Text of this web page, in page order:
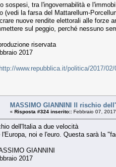
sospesi, tra l'ingovernabilità e
(vedi la farsa del Mattarellum-
nuove rendite elettorali alle forze
sul peggio, perché nessuno
riservata
2017
http://www.repubblica.it/politica/2017/
MASSIMO GIANNINI Il rischio
« Risposta #324 inserito:: Febbraio 07,
dell'Italia a due velocità
l'Europa, noi e l'euro. Questa sarà la
GIANNINI
2017